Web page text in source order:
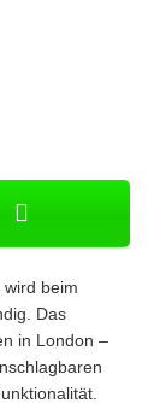
beim
Das
in London –